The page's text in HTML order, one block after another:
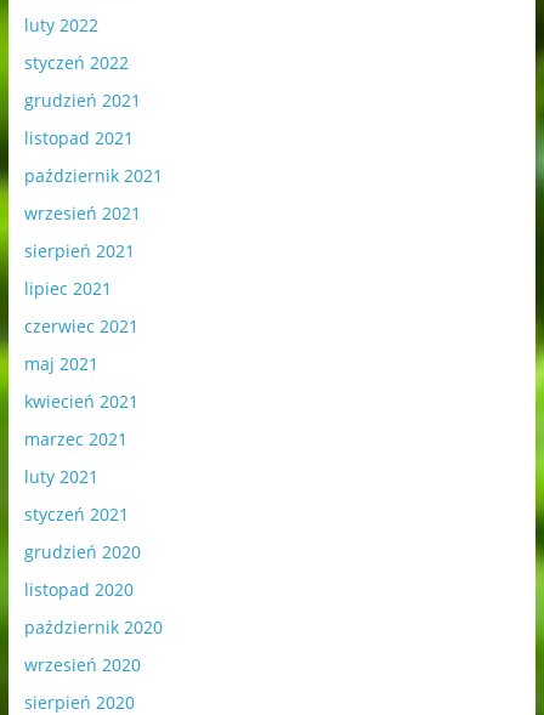
luty 2022
styczeń 2022
grudzień 2021
listopad 2021
październik 2021
wrzesień 2021
sierpień 2021
lipiec 2021
czerwiec 2021
maj 2021
kwiecień 2021
marzec 2021
luty 2021
styczeń 2021
grudzień 2020
listopad 2020
październik 2020
wrzesień 2020
sierpień 2020